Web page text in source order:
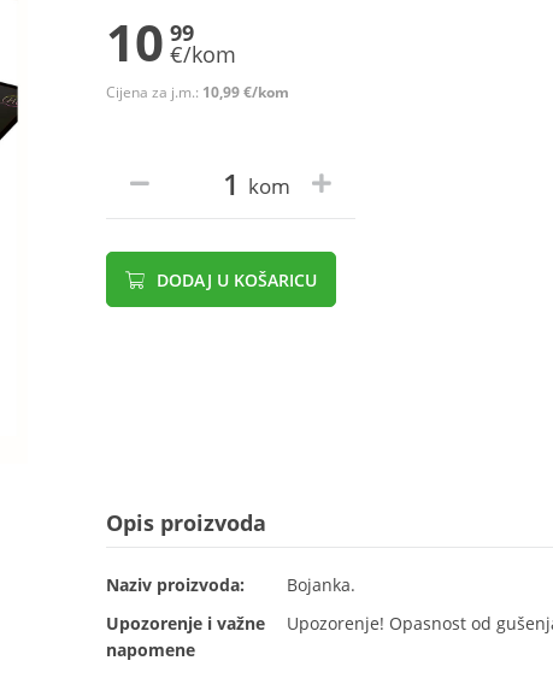
10 99
€/kom
Cijena za j.m.: 10,99 €/kom
kom
DODAJ U KOŠARICU
Opis proizvoda
Naziv proizvoda:
Bojanka.
Upozorenje i važne
napomene
Upozorenje! Opasnost od